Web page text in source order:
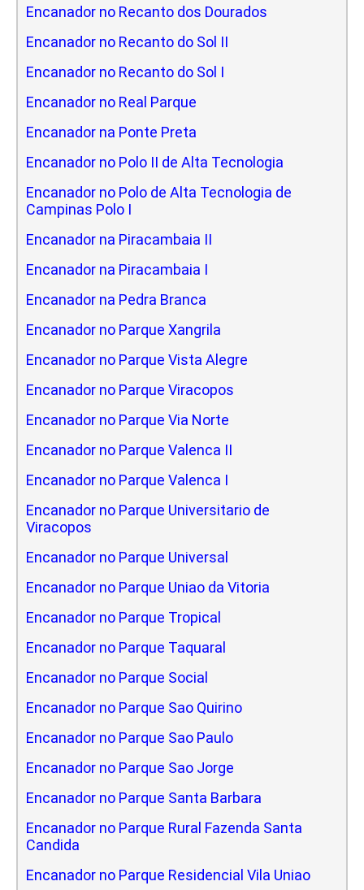
Encanador no Recanto dos Dourados
Encanador no Recanto do Sol II
Encanador no Recanto do Sol I
Encanador no Real Parque
Encanador na Ponte Preta
Encanador no Polo II de Alta Tecnologia
Encanador no Polo de Alta Tecnologia de
Campinas Polo I
Encanador na Piracambaia II
Encanador na Piracambaia I
Encanador na Pedra Branca
Encanador no Parque Xangrila
Encanador no Parque Vista Alegre
Encanador no Parque Viracopos
Encanador no Parque Via Norte
Encanador no Parque Valenca II
Encanador no Parque Valenca I
Encanador no Parque Universitario de
Viracopos
Encanador no Parque Universal
Encanador no Parque Uniao da Vitoria
Encanador no Parque Tropical
Encanador no Parque Taquaral
Encanador no Parque Social
Encanador no Parque Sao Quirino
Encanador no Parque Sao Paulo
Encanador no Parque Sao Jorge
Encanador no Parque Santa Barbara
Encanador no Parque Rural Fazenda Santa
Candida
Encanador no Parque Residencial Vila Uniao